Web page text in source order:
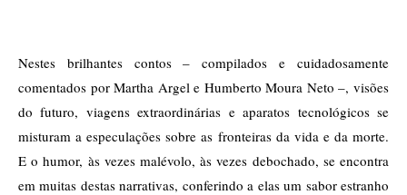
Nestes brilhantes contos – compilados e cuidadosamente
comentados por Martha Argel e Humberto Moura Neto –, visões
do futuro, viagens extraordinárias e aparatos tecnológicos se
misturam a especulações sobre as fronteiras da vida e da morte.
E o humor, às vezes malévolo, às vezes debochado, se encontra
em muitas destas narrativas, conferindo a elas um sabor estranho